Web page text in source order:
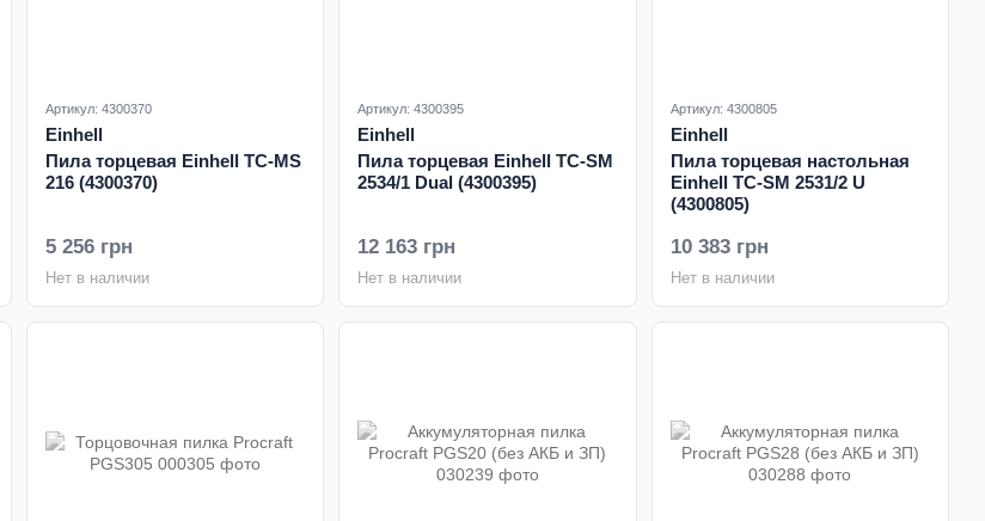
Артикул: 4300370
Einhell
Пила торцевая Einhell TC-MS
216 (4300370)
5 256 грн
Нет в наличии
Артикул: 4300395
Einhell
Пила торцевая Einhell TC-SM
2534/1 Dual (4300395)
12 163 грн
Нет в наличии
Артикул: 4300805
Einhell
Пила торцевая настольная
Einhell TC-SM 2531/2 U
(4300805)
10 383 грн
Нет в наличии